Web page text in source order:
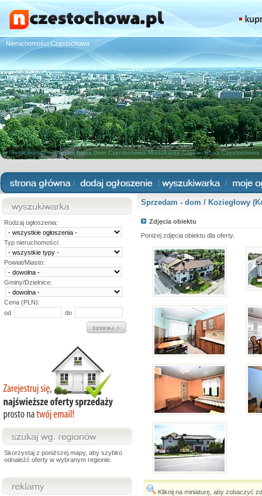
Nieruchomości Częstochowa
Nieruchomości Częstochowa Dom Częstochowa Mieszkania Częstochowa Częstochowa
Rodzaj ogłoszenia:
Typ nieruchomości:
Powiat/Miasto:
Gminy/Dzielnice:
Cena (PLN):
od
do
Skorzystaj z poniższej mapy, aby szybko
odnaleźć oferty w wybranym regionie.
Sprzedam - dom / Koziegłowy
Zdjęcia obiektu
Poniżej zdjęcia obiektu dla oferty.
Kliknij na miniaturę, aby zobaczyć